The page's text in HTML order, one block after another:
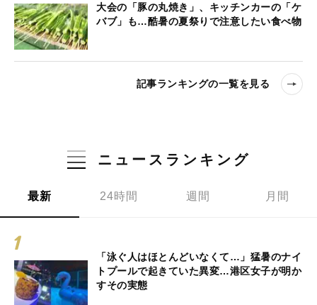
大会の「豚の丸焼き」、キッチンカーの「ケ
バブ」も…酷暑の夏祭りで注意したい食べ物
記事ランキングの一覧を見る
ニュースランキング
最新 24時間 週間 月間
「泳ぐ人はほとんどいなくて…」猛暑のナイ
トプールで起きていた異変…港区女子が明か
すその実態